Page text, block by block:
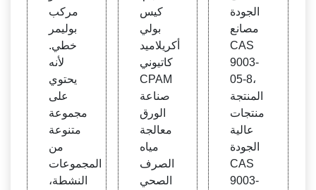
مركب
بوليمر
خطي.
لأنه
يحتوي
على
مجموعة
متنوعة
من
المجموعات
النشطة،
كيس
بولي
أكريلاميد
كاتيوني
CPAM
صناعة
الورق
معالجة
مياه
الصرف
الصحي
الجودة
مصانع
CAS
9003-
05-8،
المنتجة
منتجات
عالية
الجودة
CAS
9003-